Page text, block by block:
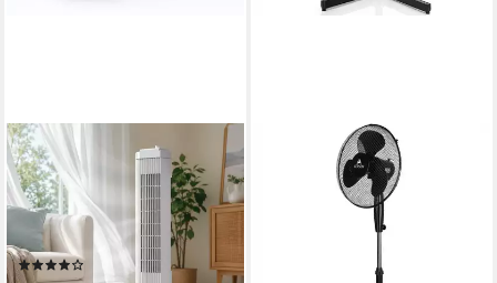
KUMTEL
Standventilator
3 Geschwindigkeitsstufen
50 W Leistung
Manuell, Drehregler Bedienung
Standventilator Ventilator
Ø40cm, höhenverstellbar bis